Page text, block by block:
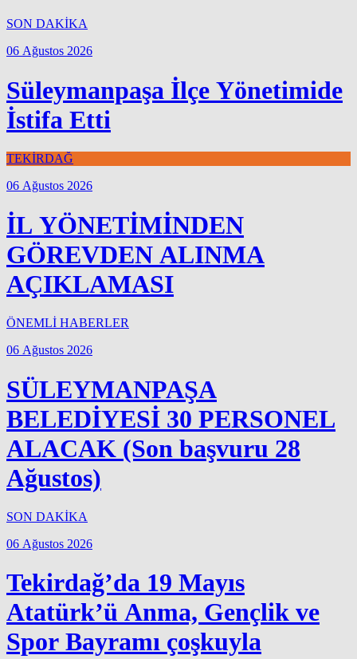
SON DAKİKA
06 Ağustos 2026
Süleymanpaşa İlçe Yönetimide
İstifa Etti
TEKİRDAĞ
06 Ağustos 2026
İL YÖNETİMİNDEN
GÖREVDEN ALINMA
AÇIKLAMASI
ÖNEMLİ HABERLER
06 Ağustos 2026
SÜLEYMANPAŞA
BELEDİYESİ 30 PERSONEL
ALACAK (Son başvuru 28
Ağustos)
SON DAKİKA
06 Ağustos 2026
Tekirdağ’da 19 Mayıs
Atatürk’ü Anma, Gençlik ve
Spor Bayramı çoşkuyla